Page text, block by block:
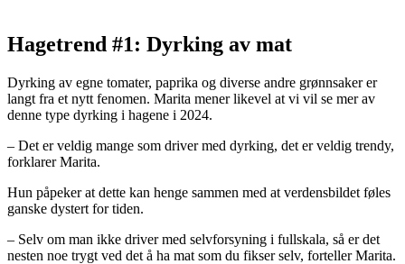
Hagetrend #1: Dyrking av mat
Dyrking av egne tomater, paprika og diverse andre grønnsaker er
langt fra et nytt fenomen. Marita mener likevel at vi vil se mer av
denne type dyrking i hagene i 2024.
– Det er veldig mange som driver med dyrking, det er veldig trendy,
forklarer Marita.
Hun påpeker at dette kan henge sammen med at verdensbildet føles
ganske dystert for tiden.
– Selv om man ikke driver med selvforsyning i fullskala, så er det
nesten noe trygt ved det å ha mat som du fikser selv, forteller Marita.